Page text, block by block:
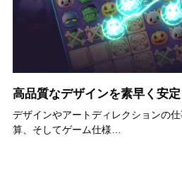
高品質なデザインを素早く安
デザインやアートディレクションの
算、そしてゲーム仕様…